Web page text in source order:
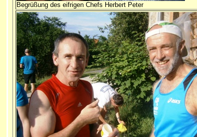
Begrüßung des eifrigen Chefs Herbert Peter